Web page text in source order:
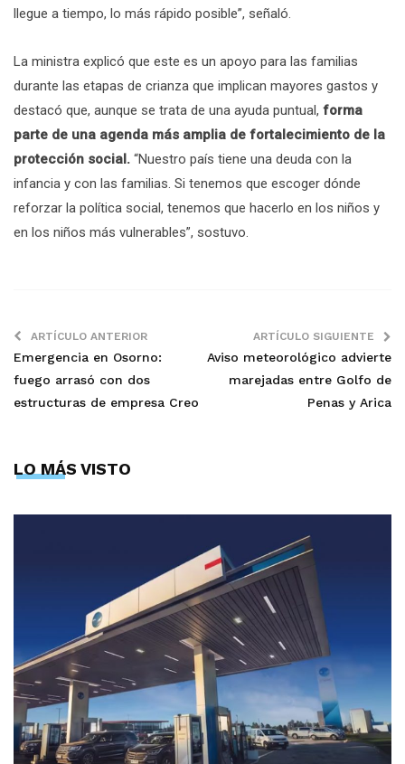
llegue a tiempo, lo más rápido posible”, señaló.
La ministra explicó que este es un apoyo para las familias
durante las etapas de crianza que implican mayores gastos y
destacó que, aunque se trata de una ayuda puntual, forma
parte de una agenda más amplia de fortalecimiento de la
protección social. “Nuestro país tiene una deuda con la
infancia y con las familias. Si tenemos que escoger dónde
reforzar la política social, tenemos que hacerlo en los niños y
en los niños más vulnerables”, sostuvo.
ARTÍCULO ANTERIOR
Emergencia en Osorno:
fuego arrasó con dos
estructuras de empresa Creo
ARTÍCULO SIGUIENTE
Aviso meteorológico advierte
marejadas entre Golfo de
Penas y Arica
LO MÁS VISTO